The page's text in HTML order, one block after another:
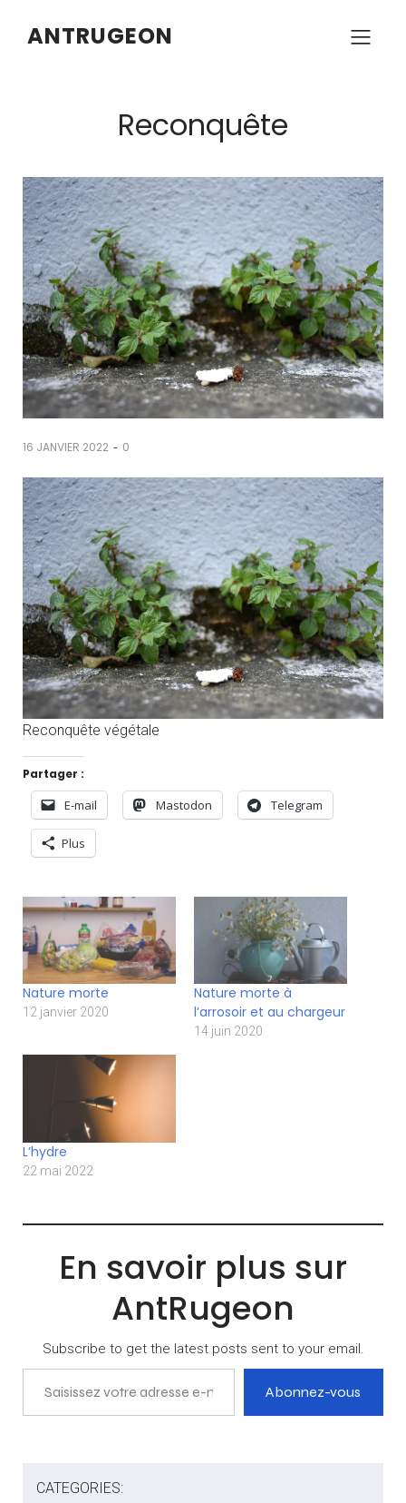
ANTRUGEON
Reconquête
16 JANVIER 2022 - 0
Reconquête végétale
Partager :
E-mail Mastodon Telegram
Plus
Nature morte
12 janvier 2020
Nature morte à
l’arrosoir et au chargeur
14 juin 2020
L’hydre
22 mai 2022
En savoir plus sur
AntRugeon
Subscribe to get the latest posts sent to your email.
Saisissez votre adresse e-mail…
Abonnez-vous
CATEGORIES: